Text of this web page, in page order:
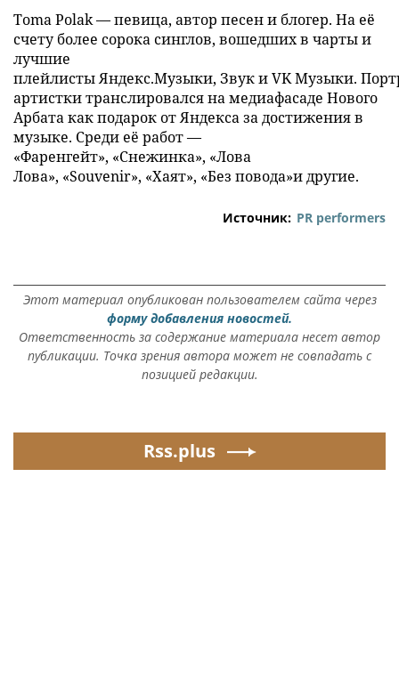
Toma Polak — певица, автор песен и блогер. На её
счету более сорока синглов, вошедших в чарты и
лучшие
плейлисты Яндекс.Музыки, Звук и VK Музыки.
артистки транслировался на медиафасаде Нового
Арбата как подарок от Яндекса за достижения в
музыке. Среди её работ —
«Фаренгейт», «Снежинка», «Лова
Лова», «Souvenir», «Хаят», «Без повода»и другие.
Источник: PR performers
Этот материал опубликован пользователем сайта через
форму добавления новостей.
Ответственность за содержание материала несет автор
публикации. Точка зрения автора может не совпадать с
позицией редакции.
Rss.plus